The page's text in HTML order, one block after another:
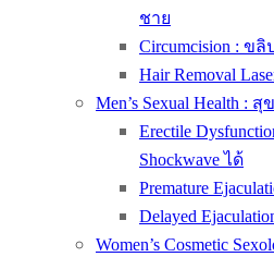
ชาย
Circumcision : ข
Hair Removal
Men’s Sexual Health :
Erectile
Shockwave ได้
Premature
Delayed
Women’s Cosmetic